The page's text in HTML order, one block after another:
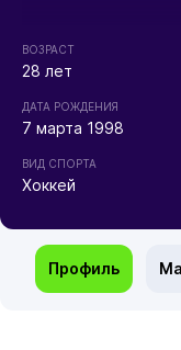
ВОЗРАСТ
28 лет
ДАТА РОЖДЕНИЯ
7 марта 1998
ВИД СПОРТА
Хоккей
Профиль